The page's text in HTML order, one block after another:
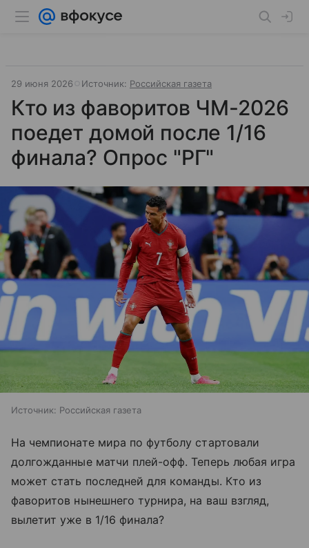
29 июня 2026 Источник: Российская газета
Кто из фаворитов ЧМ-2026
поедет домой после 1/16
финала? Опрос "РГ"
Источник: Российская газета
На чемпионате мира по футболу стартовали
долгожданные матчи плей-офф. Теперь любая игра
может стать последней для команды. Кто из
фаворитов нынешнего турнира, на ваш взгляд,
вылетит уже в 1/16 финала?